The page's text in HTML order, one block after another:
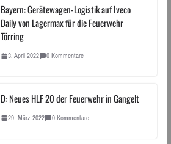
Bayern: Gerätewagen-Logistik auf Iveco
Daily von Lagermax für die Feuerwehr
Törring
3. April 2022 0 Kommentare
D: Neues HLF 20 der Feuerwehr in Gangelt
29. März 2022 0 Kommentare